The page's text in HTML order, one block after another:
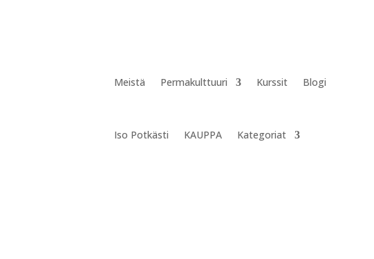
Meistä Permakulttuuri Kurssit Blogi
Iso Potkästi KAUPPA Kategoriat